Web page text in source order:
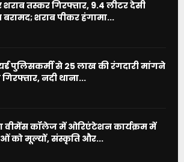
शराब तस्कर गिरफ्तार, 9.4 लीटर देसी
बरामद; शराब पीकर हंगामा...
पुलिसकर्मी से 25 लाख की रंगदारी मांगने
गिरफ्तार, नदी थाना...
वीमेंस कॉलेज में ओरिएंटेशन कार्यक्रम में
को मूल्यों, संस्कृति और...